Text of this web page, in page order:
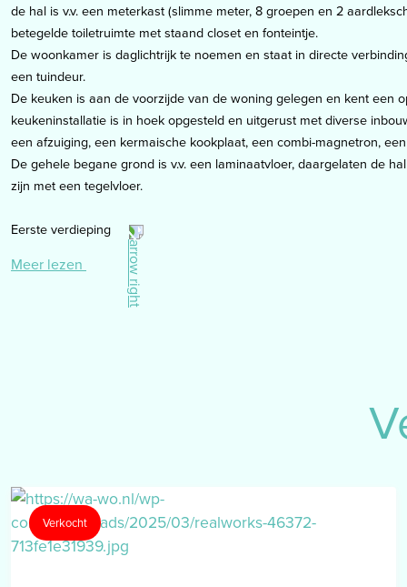
de hal is v.v. een meterkast (slimme meter, 8 groepen en 2
betegelde toiletruimte met staand closet en fonteintje.
De woonkamer is daglichtrijk te noemen en staat in directe
een tuindeur.
De keuken is aan de voorzijde van de woning gelegen en kent een
keukeninstallatie is in hoek opgesteld en uitgerust met diverse
een afzuiging, een kermaische kookplaat, een combi-magnetron,
De gehele begane grond is v.v. een laminaatvloer, daargelaten de
zijn met een tegelvloer.
Eerste verdieping
de overloop met bergkast biedt toegang tot 3 slaapkamers en een
Slaapkamer 1 is gelegen aan de voorzijde van de woning en is ca.
Slaapkamer 2 is gelegen aan de voorzijde van de woning en is ca.
Garage
aan de achterzijde is de woning uitgerust met een garage (lengte
elektrisch bedienbare kantelpoort, camera-systeem met
ruimte is prima buitenom bereikbaar als ook middels de achtertuin.
Meer lezen
Verkocht